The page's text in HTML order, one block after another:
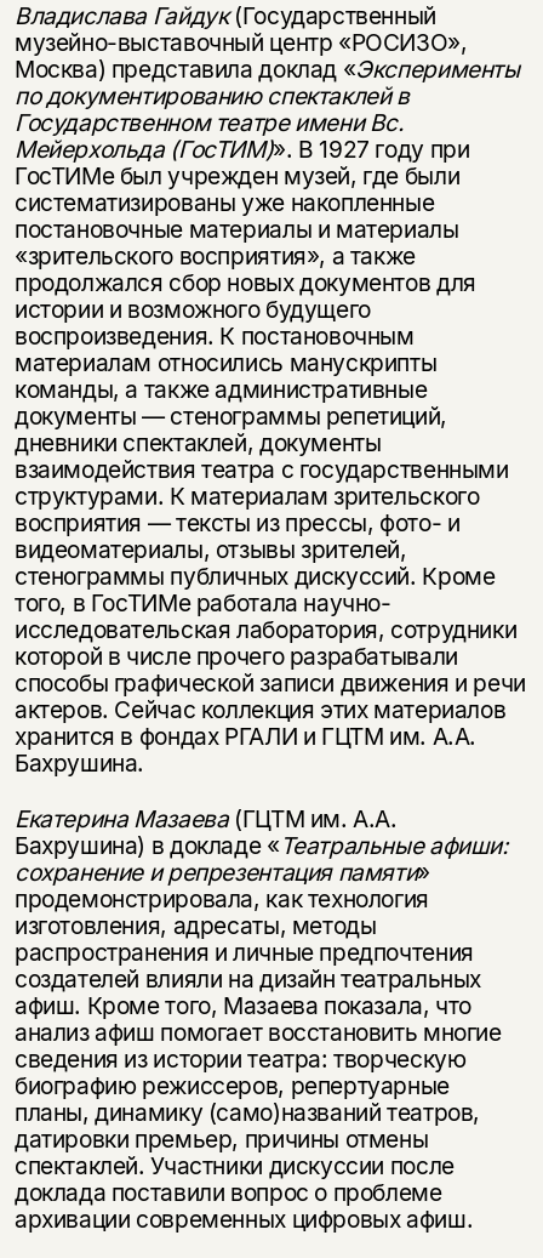
Владислава Гайдук(Государственный
музейно-выставочный центр «РОСИЗО»,
Москва) представила доклад «Эксперименты
по документированию спектаклей в
Государственном театре имени Вс.
Мейерхольда (ГосТИМ)». В 1927 году при
ГосТИМе был учрежден музей, где были
систематизированы уже накопленные
постановочные материалы и материалы
«зрительского восприятия», а также
продолжался сбор новых документов для
истории и возможного будущего
воспроизведения. К постановочным
материалам относились манускрипты
команды, а также административные
документы — стенограммы репетиций,
дневники спектаклей, документы
взаимодействия театра с государственными
структурами. К материалам зрительского
восприятия — тексты из прессы, фото- и
видеоматериалы, отзывы зрителей,
стенограммы публичных дискуссий. Кроме
того, в ГосТИМе работала научно-
исследовательская лаборатория, сотрудники
которой в числе прочего разрабатывали
способы графической записи движения и речи
актеров. Сейчас коллекция этих материалов
хранится в фондах РГАЛИ и ГЦТМ им. А.А.
Бахрушина.
Екатерина Мазаева(ГЦТМ им. А.А.
Бахрушина) в докладе « Театральные афиши:
сохранение и репрезентация памяти»
продемонстрировала, как технология
изготовления, адресаты, методы
распространения и личные предпочтения
создателей влияли на дизайн театральных
афиш. Кроме того, Мазаева показала, что
анализ афиш помогает восстановить многие
сведения из истории театра: творческую
биографию режиссеров, репертуарные
планы, динамику (само)названий театров,
датировки премьер, причины отмены
спектаклей. Участники дискуссии после
доклада поставили вопрос о проблеме
архивации современных цифровых афиш.